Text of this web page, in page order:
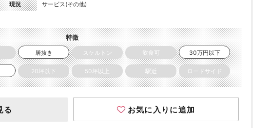
現況 サービス(その他)
特徴
居抜き スケルトン 飲食可 30万円以下
20坪以下 50坪以上 駅近 ロードサイド
る お気に入りに追加